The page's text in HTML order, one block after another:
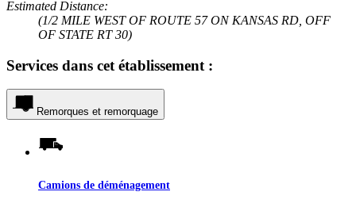
Estimated Distance:
(1/2 MILE WEST OF ROUTE 57 ON KANSAS RD, OFF
OF STATE RT 30)
Services dans cet établissement :
Remorques et remorquage
Camions de déménagement